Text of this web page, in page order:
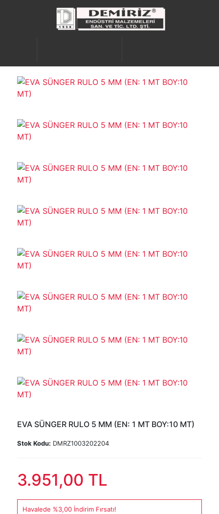
EVA SÜNGER RULO 5 MM (EN: 1 MT BOY:10 MT)
Stok Kodu: DMRZ1003202204
3.951,00 TL
Havalede %3,00 İndirim Fırsatı!